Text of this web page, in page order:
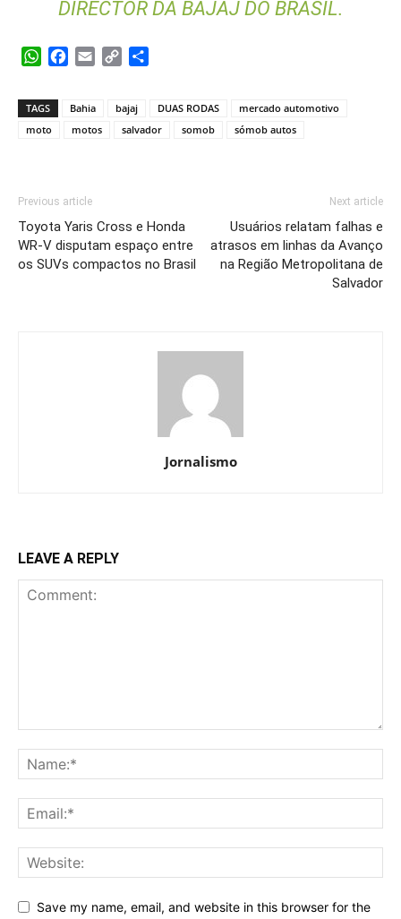
DIRECTOR DA BAJAJ DO BRASIL.
WhatsApp
Facebook
Email Copy
TAGS Bahia bajaj DUAS RODAS
mercado automotivo
moto
motos salvador somob sómob autos
Previous article
Toyota Yaris Cross e Honda
WR-V disputam espaço entre
os SUVs compactos no Brasil
Next article
Usuários relatam falhas e
atrasos em linhas da Avanço
na Região Metropolitana de
Salvador
Jornalismo
LEAVE A REPLY
Save my name, email, and website in this browser for the